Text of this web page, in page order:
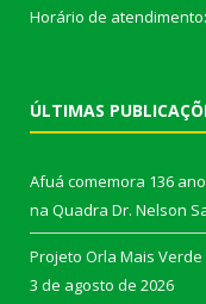
Horário de atendimento:
ÚLTIMAS
Afuá comemora 136
na Quadra Dr. Nelson
Projeto Orla Mais
3 de agosto de 2026